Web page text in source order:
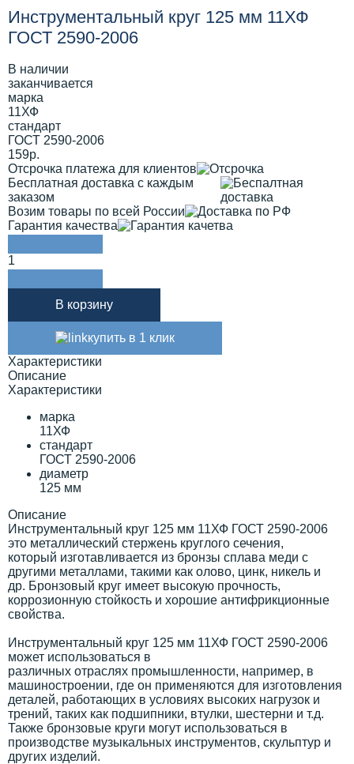
Инструментальный круг 125 мм 11ХФ
ГОСТ 2590-2006
В наличии
заканчивается
марка
11ХФ
стандарт
ГОСТ 2590-2006
159р.
Отсрочка платежа для клиентов
Бесплатная доставка с каждым
заказом
Возим товары по всей России
Гарантия качества
1
В корзину
купить в 1 клик
Характеристики
Описание
Характеристики
марка
11ХФ
стандарт
ГОСТ 2590-2006
диаметр
125 мм
Описание
Инструментальный круг 125 мм 11ХФ ГОСТ 2590-2006
это металлический стержень круглого сечения,
который изготавливается из бронзы сплава меди с
другими металлами, такими как олово, цинк, никель и
др. Бронзовый круг имеет высокую прочность,
коррозионную стойкость и хорошие антифрикционные
свойства.
Инструментальный круг 125 мм 11ХФ ГОСТ 2590-2006
может использоваться в
различных отраслях промышленности, например, в
машиностроении, где он применяются для изготовления
деталей, работающих в условиях высоких нагрузок и
трений, таких как подшипники, втулки, шестерни и т.д.
Также бронзовые круги могут использоваться в
производстве музыкальных инструментов, скульптур и
других изделий.